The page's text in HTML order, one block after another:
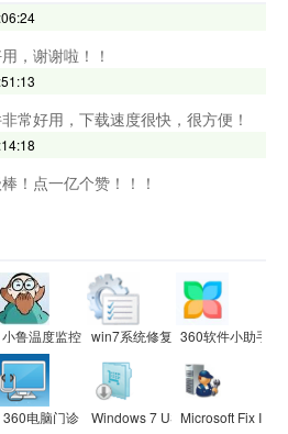
，谢谢啦！！
常好用，下载速度很快，很方便！
！点一亿个赞！！！
小鲁温度监控 win7系统修复工具(Repair
360软件小助手
Explorer)
工具软件
360电脑门诊 Windows 7 USB/DVD Download
Microsoft Fix It（